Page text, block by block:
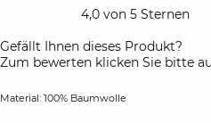
4,0 von 5 Sternen
Gefällt Ihnen dieses Produkt?
Zum bewerten klicken Sie bitte
Material: 100% Baumwolle